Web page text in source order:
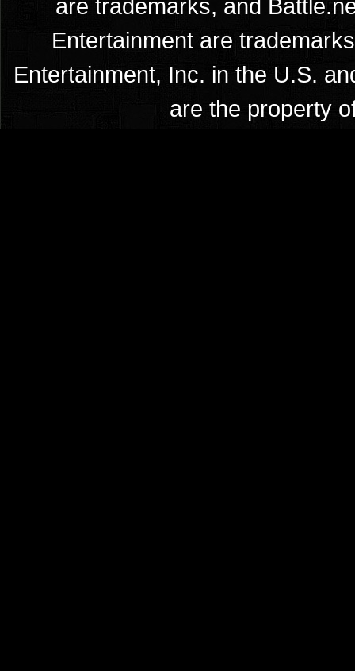
are trademarks, and
Entertainment are
Entertainment, Inc. in the U.S.
are the property